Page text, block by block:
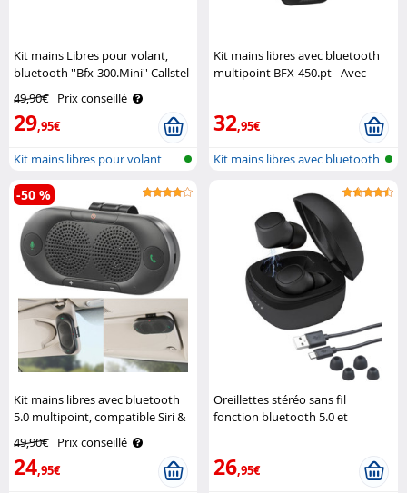
Kit mains Libres pour volant,
bluetooth ''Bfx-300.Mini'' Callstel
49,90€ Prix conseillé
29,95€
Kit mains libres pour volant
Kit mains libres avec bluetooth
multipoint BFX-450.pt - Avec
32,95€
Kit mains libres avec bluetooth
Kit mains libres avec bluetooth
5.0 multipoint, compatible Siri &
Google BFX-420.pt Callstel
49,90€ Prix conseillé
24,95€
-50 %
Oreillettes stéréo sans fil
fonction bluetooth 5.0 et
26,95€